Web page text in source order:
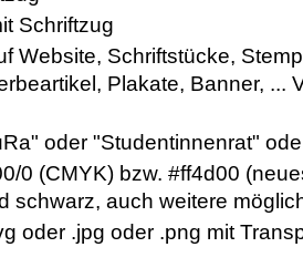
Schriftzug
Website, Schriftstücke,
Plakate, Banner, ...
oder "Studentinnenrat"
0 (CMYK) bzw. #ff4d00
schwarz, auch weitere
oder .jpg oder .png mit